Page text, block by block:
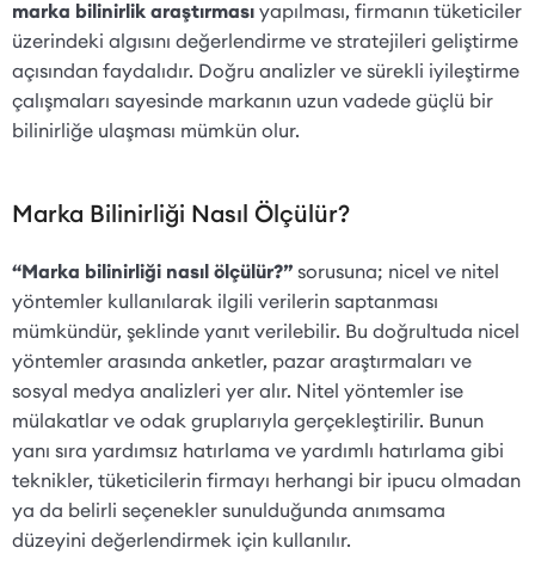
marka bilinirlik araştırması yapılması, firmanın tüketiciler
üzerindeki algısını değerlendirme ve stratejileri geliştirme
açısından faydalıdır. Doğru analizler ve sürekli iyileştirme
çalışmaları sayesinde markanın uzun vadede güçlü bir
bilinirliğe ulaşması mümkün olur.
Marka Bilinirliği Nasıl Ölçülür?
“Marka bilinirliği nasıl ölçülür?” sorusuna; nicel ve nitel
yöntemler kullanılarak ilgili verilerin saptanması
mümkündür, şeklinde yanıt verilebilir. Bu doğrultuda nicel
yöntemler arasında anketler, pazar araştırmaları ve
sosyal medya analizleri yer alır. Nitel yöntemler ise
mülakatlar ve odak gruplarıyla gerçekleştirilir. Bunun
yanı sıra yardımsız hatırlama ve yardımlı hatırlama gibi
teknikler, tüketicilerin firmayı herhangi bir ipucu olmadan
ya da belirli seçenekler sunulduğunda anımsama
düzeyini değerlendirmek için kullanılır.